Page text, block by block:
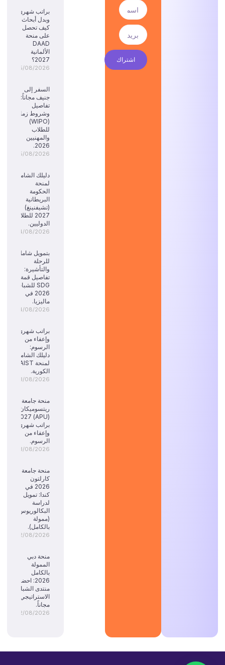
اشتراك
براتب شهري
وبدل أبحاث:
كيف تحصل
على منحة
DAAD
الألمانية
2027؟
05/08/2026
السفر إلى
جنيف مجاناً:
تفاصيل
وشروط زمالة
(WIPO)
للطلاب
والمهنيين
2026.
05/08/2026
دليلك الشامل
لمنحة
الحكومة
البريطانية
(تشيفنينغ)
2027 للطلاب
الدوليين.
04/08/2026
بتمويل شامل
للرحلة
والتأشيرة:
تفاصيل قمة
SDG للشباب
2026 في
ماليزيا.
04/08/2026
براتب شهري
وإعفاء من
الرسوم:
دليلك الشامل
لمنحة KAIST
الكورية.
03/08/2026
منحة جامعة
ريتسوميكان
براتب شهري
وإعفاء من
الرسوم.
03/08/2026
منحة جامعة
كارلتون
2026 في
كندا: تمويل
لدراسة
البكالوريوس
(ممولة
بالكامل).
02/08/2026
منحة دبي
الممولة
بالكامل
2026: احضر
منتدى الشباب
الاستراتيجي
مجاناً.
02/08/2026